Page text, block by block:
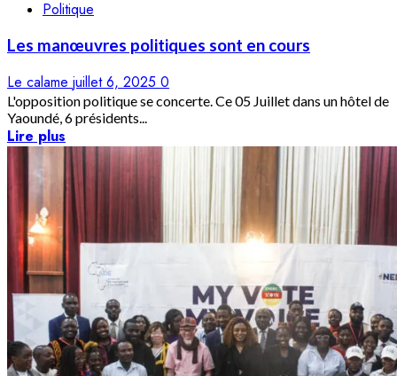
Politique
Les manœuvres politiques sont en cours
Le calame juillet 6, 2025 0
L'opposition politique se concerte. Ce 05 Juillet dans un hôtel de
Yaoundé, 6 présidents...
Lire plus